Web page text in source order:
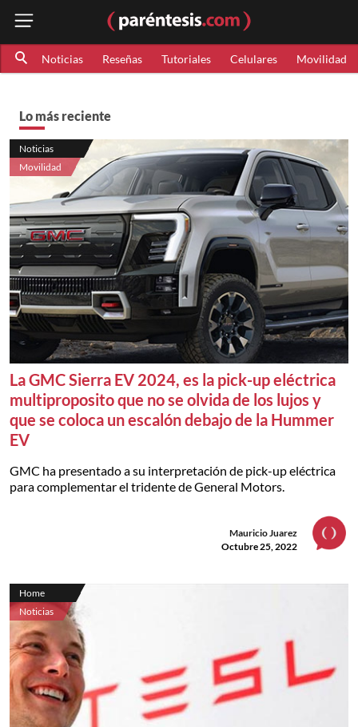
Noticias Reseñas Tutoriales Celulares Movilidad
Lo más reciente
Noticias
Movilidad
La GMC Sierra EV 2024, es la pick-up eléctrica
multiproposito que no se olvida de los lujos y
que se coloca un escalón debajo de la Hummer
EV
GMC ha presentado a su interpretación de pick-up eléctrica
para complementar el tridente de General Motors.
Mauricio Juarez
Octubre 25, 2022
Home
Noticias